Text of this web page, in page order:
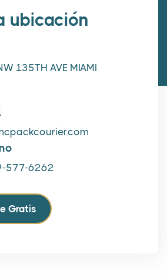
ubicación
135TH AVE MIAMI
577-6262
Gratis